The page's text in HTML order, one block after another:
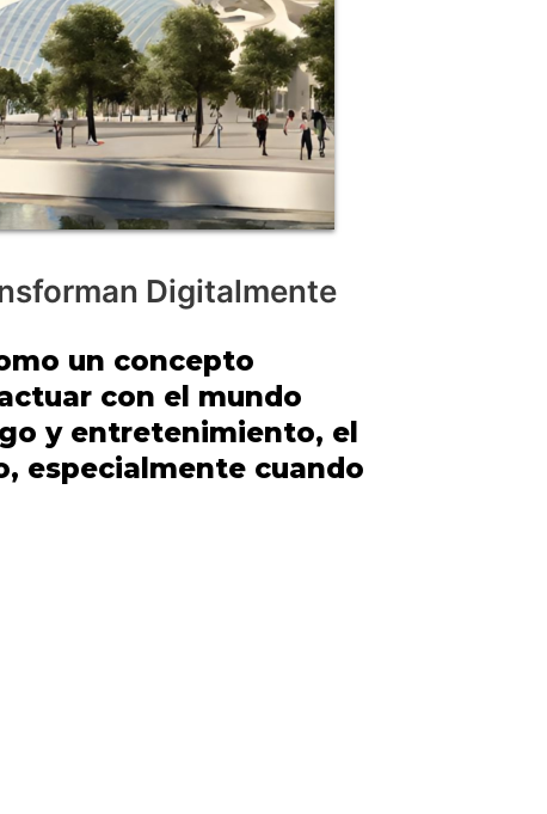
Digitalmente
un concepto
con el mundo
y entretenimiento, el
especialmente cuando